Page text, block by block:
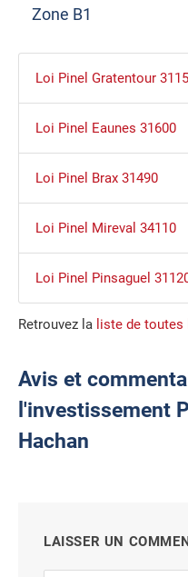
Zone B1
Loi Pinel Gratentour
Loi Pinel Eaunes 31600
Loi Pinel Brax 31490
Loi Pinel Mireval 34110
Loi Pinel Pinsaguel
Retrouvez la liste de
Avis et
l'investissement
Hachan
LAISSER UN